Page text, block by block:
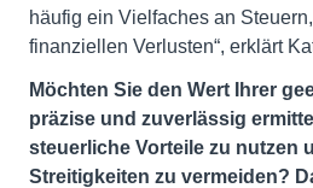
häufig ein Vielfaches an
finanziellen Verlusten“, erklärt
Möchten Sie den Wert Ihrer
präzise und zuverlässig
steuerliche Vorteile zu nutzen
Streitigkeiten zu vermeiden?